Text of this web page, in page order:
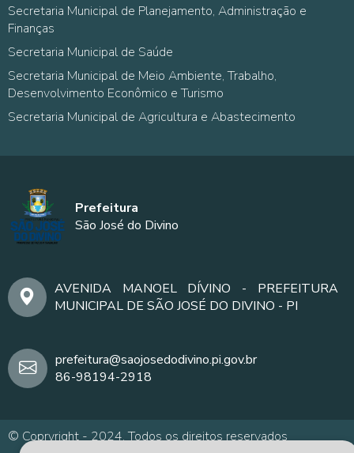
Secretaria Municipal de Planejamento, Administração e
Finanças
Secretaria Municipal de Saúde
Secretaria Municipal de Meio Ambiente, Trabalho,
Desenvolvimento Econômico e Turismo
Secretaria Municipal de Agricultura e Abastecimento
Prefeitura
São José do Divino
AVENIDA MANOEL DÍVINO - PREFEITURA
MUNICIPAL DE SÃO JOSÉ DO DIVINO - PI
prefeitura@saojosedodivino.pi.gov.br
86-98194-2918
© Copryright - 2024. Todos os direitos reservados